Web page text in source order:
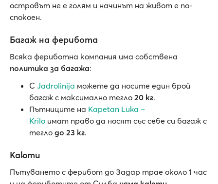
островът не е голям и начинът на живот е по-
спокоен.
Багаж на ферибота
Всяка фериботна компания има собствена
политика за багажа:
С Jadrolinija можете да носите един брой
багаж с максимално тегло 20 кг.
Пътниците на Kapetan Luka –
Krilo имат право да носят със себе си багаж с
тегло до 23 кг.
Каюти
Пътуването с ферибот до Задар трае около 1 час